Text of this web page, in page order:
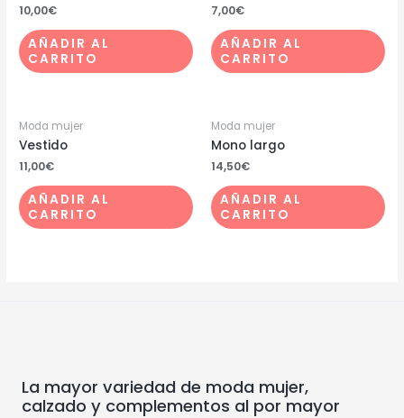
10,00€
AÑADIR AL
CARRITO
7,00€
AÑADIR AL
CARRITO
Moda mujer
Vestido
11,00€
AÑADIR AL
CARRITO
Moda mujer
Mono largo
14,50€
AÑADIR AL
CARRITO
La mayor variedad de moda mujer,
calzado y complementos al por mayor